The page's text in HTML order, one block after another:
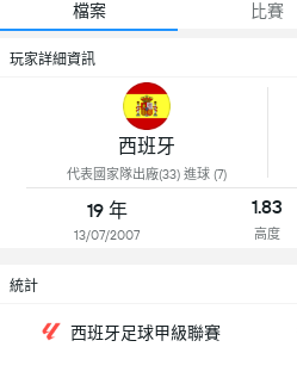
檔案 比賽
玩家詳細資訊
西班牙
代表國家隊出廠(33) 進球 (7)
19 年
13/07/2007
1.83
高度
統計
西班牙足球甲級聯賽